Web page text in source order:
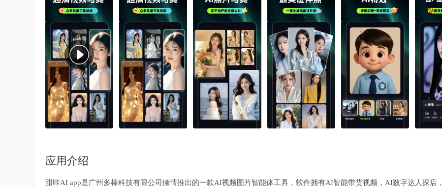
应用介绍
甜咔AI app是广州多棒科技有限公司倾情推出的一款AI视频图片智能体工具，软件拥有AI智能带货视频，AI数字达人探店，